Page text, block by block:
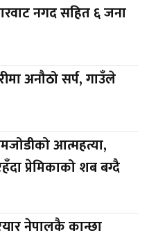
नगद सहित ६ जना
अनौठो सर्प, गाउँले
आत्महत्या,
प्रेमिकाको शब बग्दै
नेपालकै कान्छा